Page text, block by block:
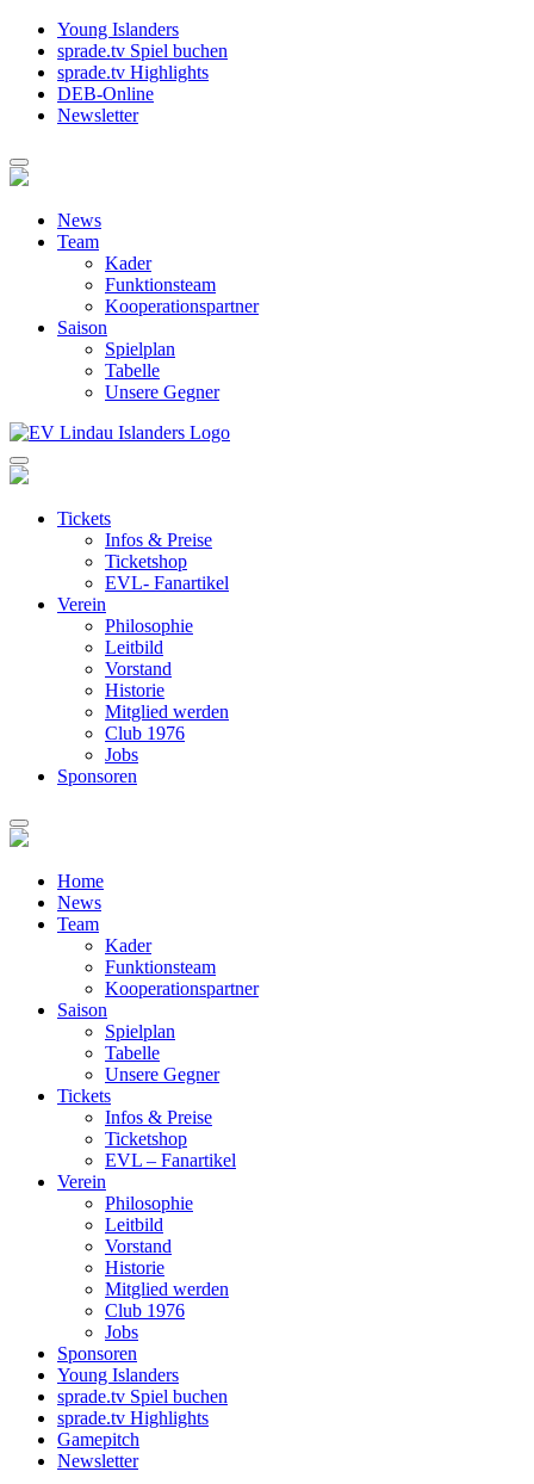
Young Islanders
sprade.tv Spiel buchen
sprade.tv Highlights
DEB-Online
Newsletter
News
Team
Kader
Funktionsteam
Kooperationspartner
Saison
Spielplan
Tabelle
Unsere Gegner
Tickets
Infos & Preise
Ticketshop
EVL- Fanartikel
Verein
Philosophie
Leitbild
Vorstand
Historie
Mitglied werden
Club 1976
Jobs
Sponsoren
Home
News
Team
Kader
Funktionsteam
Kooperationspartner
Saison
Spielplan
Tabelle
Unsere Gegner
Tickets
Infos & Preise
Ticketshop
EVL – Fanartikel
Verein
Philosophie
Leitbild
Vorstand
Historie
Mitglied werden
Club 1976
Jobs
Sponsoren
Young Islanders
sprade.tv Spiel buchen
sprade.tv Highlights
Gamepitch
Newsletter